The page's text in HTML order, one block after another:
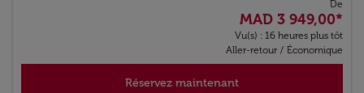
De
MAD 3 949,00*
Vu(s) : 16 heures plus tôt
Aller-retour / Économique
Réservez maintenant